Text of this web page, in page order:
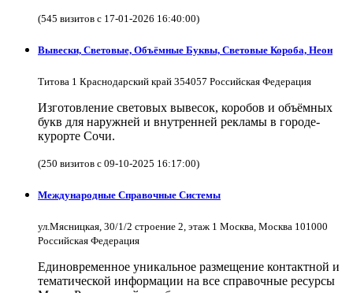
(545 визитов с 17-01-2026 16:40:00)
Вывески, Световые, Объёмные Буквы, Световые Короба, Неон
Титова 1 Краснодарский край 354057 Российская Федерация
Изготовление световых вывесок, коробов и объёмных
букв для наружней и внутренней рекламы в городе-
курорте Сочи.
(250 визитов с 09-10-2025 16:17:00)
Международные Справочные Системы
ул.Мясницкая, 30/1/2 строение 2, этаж 1 Москва, Москва 101000
Российская Федерация
Единовременное уникальное размещение контактной и
тематической информации на все справочные ресурсы